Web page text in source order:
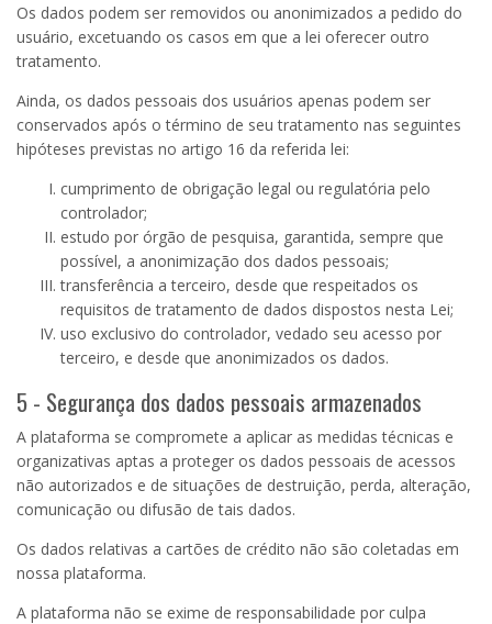
Os dados podem ser removidos ou anonimizados a pedido do
usuário, excetuando os casos em que a lei oferecer outro
tratamento.
Ainda, os dados pessoais dos usuários apenas podem ser
conservados após o término de seu tratamento nas seguintes
hipóteses previstas no artigo 16 da referida lei:
cumprimento de obrigação legal ou regulatória pelo
controlador;
estudo por órgão de pesquisa, garantida, sempre que
possível, a anonimização dos dados pessoais;
transferência a terceiro, desde que respeitados os
requisitos de tratamento de dados dispostos nesta Lei;
uso exclusivo do controlador, vedado seu acesso por
terceiro, e desde que anonimizados os dados.
5 - Segurança dos dados pessoais armazenados
A plataforma se compromete a aplicar as medidas técnicas e
organizativas aptas a proteger os dados pessoais de acessos
não autorizados e de situações de destruição, perda, alteração,
comunicação ou difusão de tais dados.
Os dados relativas a cartões de crédito não são coletadas em
nossa plataforma.
A plataforma não se exime de responsabilidade por culpa